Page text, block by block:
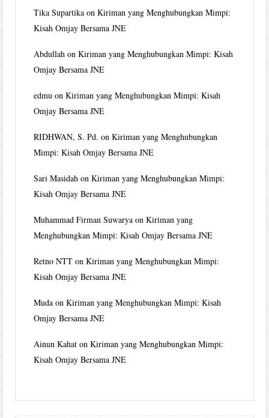
Tika Supartika onKiriman yang Menghubungkan Mimpi:
Kisah Omjay Bersama JNE
Abdullah onKiriman yang Menghubungkan Mimpi: Kisah
Omjay Bersama JNE
edmu onKiriman yang Menghubungkan Mimpi: Kisah
Omjay Bersama JNE
RIDHWAN, S. Pd. onKiriman yang Menghubungkan
Mimpi: Kisah Omjay Bersama JNE
Sari Masidah onKiriman yang Menghubungkan Mimpi:
Kisah Omjay Bersama JNE
Muhammad Firman Suwarya onKiriman yang
Menghubungkan Mimpi: Kisah Omjay Bersama JNE
Retno NTT onKiriman yang Menghubungkan Mimpi:
Kisah Omjay Bersama JNE
Muda onKiriman yang Menghubungkan Mimpi: Kisah
Omjay Bersama JNE
Ainun Kahat onKiriman yang Menghubungkan Mimpi:
Kisah Omjay Bersama JNE